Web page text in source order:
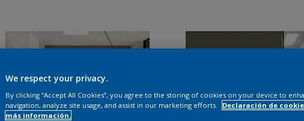
We respect your privacy.
By clicking “Accept All Cookies”, you agree to the storing of cookies on your device to
navigation, analyze site usage, and assist in our marketing efforts.
Declaración de
más información.